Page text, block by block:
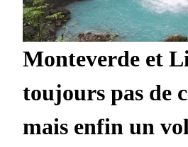
Monteverde et
toujours pas de
mais enfin un